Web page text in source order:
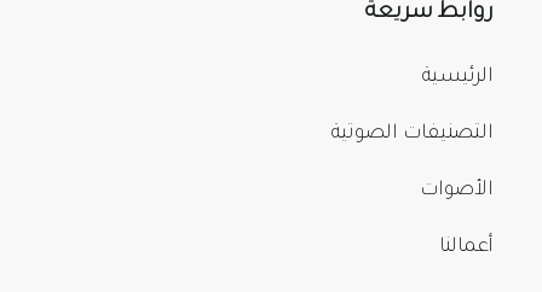
روابط سريعة
الرئيسية
التصنيفات الصوتية
الأصوات
أعمالنا